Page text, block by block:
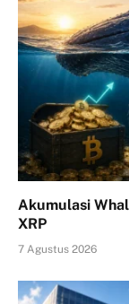
Akumulasi
XRP
7 Agustus 2026